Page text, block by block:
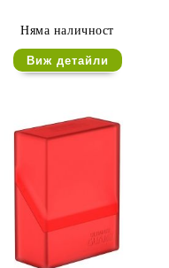
Няма наличност
Виж детайли